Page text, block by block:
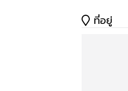
- Electronic
ที่อยู่